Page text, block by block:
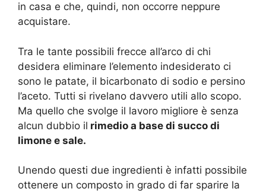
in casa e che, quindi, non occorre neppure
acquistare.
Tra le tante possibili frecce all’arco di chi
desidera eliminare l’elemento indesiderato ci
sono le patate, il bicarbonato di sodio e persino
l’aceto. Tutti si rivelano davvero utili allo scopo.
Ma quello che svolge il lavoro migliore è senza
alcun dubbio il rimedio a base di succo di
limone e sale.
Unendo questi due ingredienti è infatti possibile
ottenere un composto in grado di far sparire la